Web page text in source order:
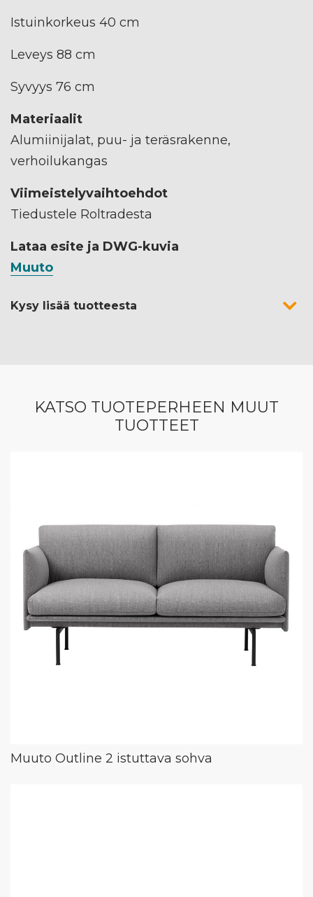
Istuinkorkeus 40 cm
Leveys 88 cm
Syvyys 76 cm
Materiaalit
Alumiinijalat, puu- ja teräsrakenne,
verhoilukangas
Viimeistelyvaihtoehdot
Tiedustele Roltradesta
Lataa esite ja DWG-kuvia
Muuto
Kysy lisää tuotteesta
KATSO TUOTEPERHEEN MUUT
TUOTTEET
Muuto Outline 2 istuttava sohva